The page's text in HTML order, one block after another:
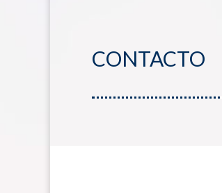
CONTACTO